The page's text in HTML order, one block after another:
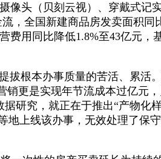
头（贝刻云视）、穿戴式记
，全国新建商品房发卖面积
用同比降低1.8%至43亿元，
根本办事质量的苦活、累活
更是实现年节流成本过亿元
研究，就正在于推出“产物化
地上线该办事，无效处理了保